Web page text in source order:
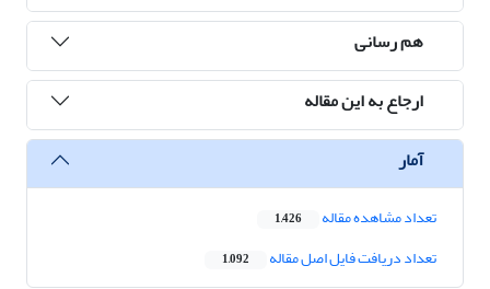
هم رسانی
ارجاع به این مقاله
آمار
تعداد مشاهده مقاله 1,426
تعداد دریافت فایل اصل مقاله 1,092